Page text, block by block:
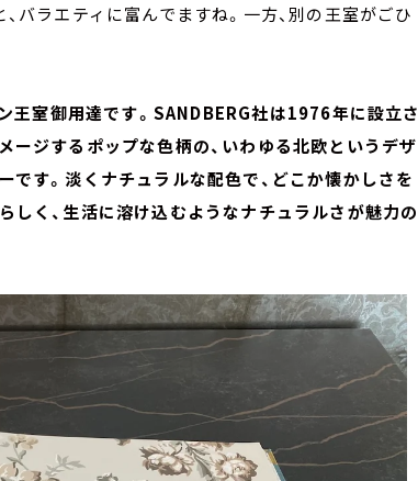
バラエティに富んでますね。一方、別の王室がごひ
王室御用達です。SANDBERG社は1976年に設立さ
ージするポップな色柄の、いわゆる北欧というデザ
す。淡くナチュラルな配色で、どこか懐かしさを
しく、生活に溶け込むようなナチュラルさが魅力の